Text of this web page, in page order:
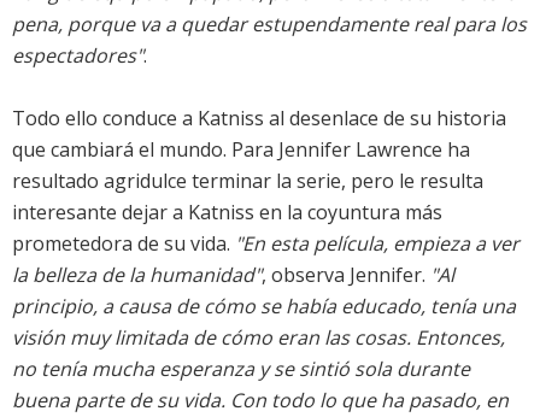
pena, porque va a quedar estupendamente real para los
espectadores".
Todo ello conduce a Katniss al desenlace de su historia
que cambiará el mundo. Para Jennifer Lawrence ha
resultado agridulce terminar la serie, pero le resulta
interesante dejar a Katniss en la coyuntura más
prometedora de su vida. "En esta película, empieza a ver
la belleza de la humanidad", observa Jennifer. "Al
principio, a causa de cómo se había educado, tenía una
visión muy limitada de cómo eran las cosas. Entonces,
no tenía mucha esperanza y se sintió sola durante
buena parte de su vida. Con todo lo que ha pasado, en